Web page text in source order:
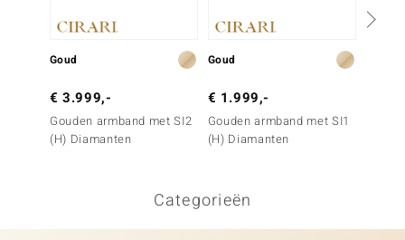
Goud
€ 3.999,-
Gouden armband met SI2
(H) Diamanten
Goud
€ 1.999,-
Gouden armband met SI1
(H) Diamanten
Categorieën